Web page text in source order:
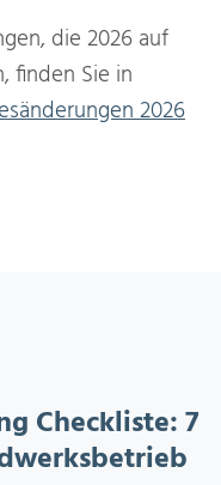
die 2026 auf
finden Sie in
2026
Checkliste: 7